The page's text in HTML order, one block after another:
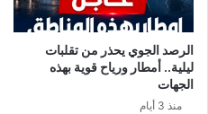
الرصد الجوي يحذر من تقلبات
ليلية.. أمطار ورياح قوية بهذه
الجهات
منذ 3 أيام